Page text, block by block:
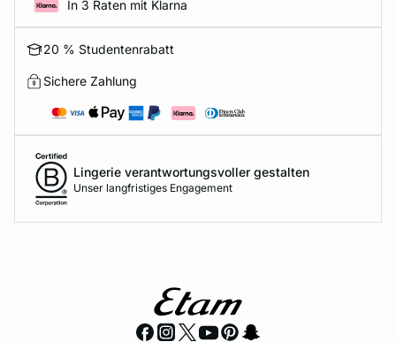
In 3 Raten mit Klarna
20 % Studentenrabatt
Sichere Zahlung
Lingerie verantwortungsvoller gestalten
Unser langfristiges Engagement